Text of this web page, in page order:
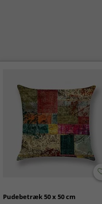
Pudebetræk 50 x 50 cm